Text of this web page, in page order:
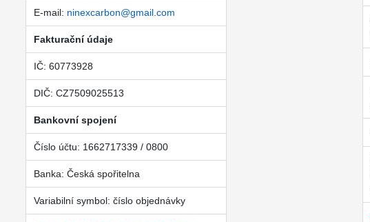
E-mail: ninexcarbon@gmail.com
Fakturační údaje
IČ: 60773928
DIČ: CZ7509025513
Bankovní spojení
Číslo účtu: 1662717339 / 0800
Banka: Česká spořitelna
Variabilní symbol: číslo objednávky